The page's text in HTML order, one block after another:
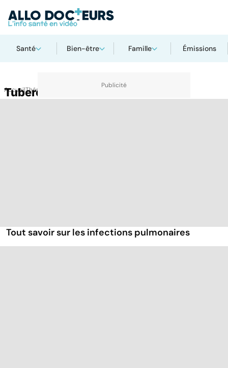
Santé Bien-être Famille Émissions
AccueilThématiques
Tuberculose
Tout savoir sur les infections pulmonaires